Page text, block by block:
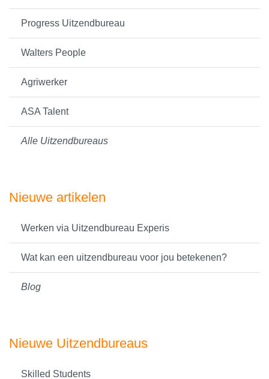
Progress Uitzendbureau
Walters People
Agriwerker
ASA Talent
Alle Uitzendbureaus
Nieuwe artikelen
Werken via Uitzendbureau Experis
Wat kan een uitzendbureau voor jou betekenen?
Blog
Nieuwe Uitzendbureaus
Skilled Students